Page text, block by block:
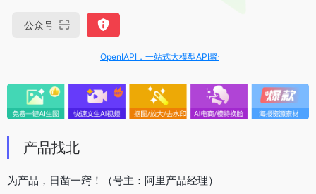
公众号
OpenIAPI，一站式大模型API聚合平台
产品找北
为产品，日凿一窍！（号主：阿里产品经理）